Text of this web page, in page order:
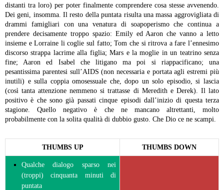
distanti tra loro) per poter finalmente comprendere cosa stesse avvenendo.
Dei geni, insomma. Il resto della puntata risulta una massa aggrovigliata di
drammi famigliari con una venatura di soapoperismo che continua a
prendere decisamente troppo spazio: Emily ed Aaron che vanno a letto
insieme e Lorraine li coglie sul fatto; Tom che si ritrova a fare l’ennesimo
discorso strappa lacrime alla figlia; Mars e la moglie in un teatrino senza
fine; Aaron ed Isabel che litigano ma poi si riappacificano; una
pesantissima parentesi sull’AIDS (non necessaria e portata agli estremi più
inutili) e sulla coppia omosessuale che, dopo un solo episodio, si lascia
(così tanta attenzione nemmeno si trattasse di Meredith e Derek).
Il lato
positivo è che sono già passati cinque episodi dall’inizio di questa terza
stagione. Quello negativo è che ne mancano altrettanti, molto
probabilmente con la solita qualità di dubbio gusto. Che Dio ce ne scampi.
THUMBS UP THUMBS DOWN
Qualche dialogo sparso nei
(troppi) cinquanta minuti di
puntata